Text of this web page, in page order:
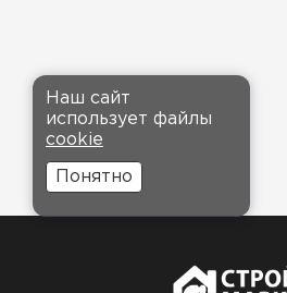
Наш сайт
использует файлы
cookie
Понятно